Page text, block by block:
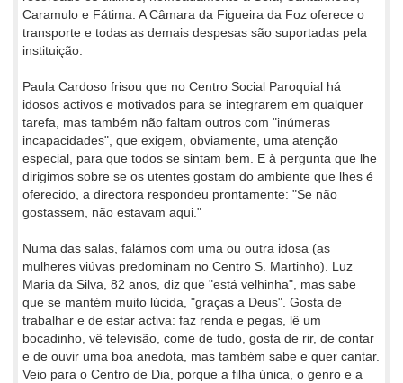
Caramulo e Fátima. A Câmara da Figueira da Foz oferece o
transporte e todas as demais despesas são suportadas pela
instituição.
Paula Cardoso frisou que no Centro Social Paroquial há
idosos activos e motivados para se integrarem em qualquer
tarefa, mas também não faltam outros com "inúmeras
incapacidades", que exigem, obviamente, uma atenção
especial, para que todos se sintam bem. E à pergunta que lhe
dirigimos sobre se os utentes gostam do ambiente que lhes é
oferecido, a directora respondeu prontamente: "Se não
gostassem, não estavam aqui."
Numa das salas, falámos com uma ou outra idosa (as
mulheres viúvas predominam no Centro S. Martinho). Luz
Maria da Silva, 82 anos, diz que "está velhinha", mas sabe
que se mantém muito lúcida, "graças a Deus". Gosta de
trabalhar e de estar activa: faz renda e pegas, lê um
bocadinho, vê televisão, come de tudo, gosta de rir, de contar
e de ouvir uma boa anedota, mas também sabe e quer cantar.
Veio para o Centro de Dia, porque a filha única, o genro e a